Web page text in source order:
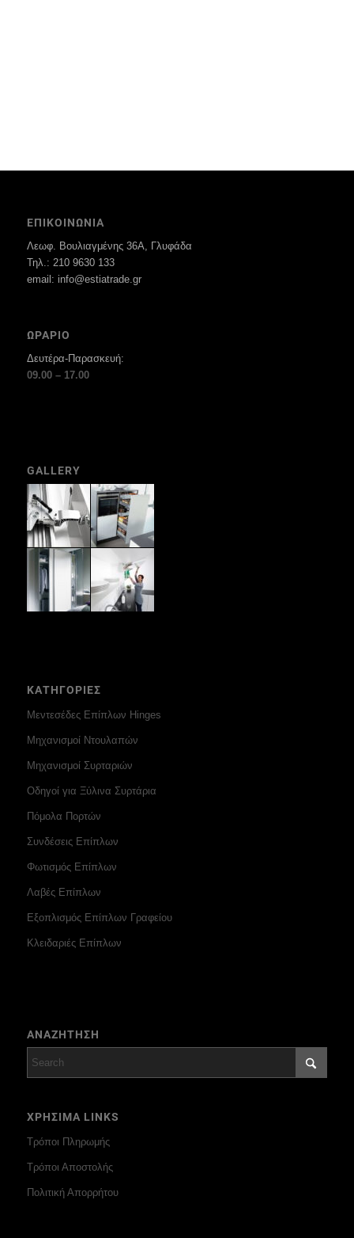
ΕΠΙΚΟΙΝΩΝΙΑ
Λεωφ. Βουλιαγμένης 36Α, Γλυφάδα
Τηλ.: 210 9630 133
email: info@estiatrade.gr
ΩΡΑΡΙΟ
Δευτέρα-Παρασκευή:
09.00 – 17.00
GALLERY
ΚΑΤΗΓΟΡΙΕΣ
Μεντεσέδες Επίπλων Hinges
Μηχανισμοί Ντουλαπών
Μηχανισμοί Συρταριών
Οδηγοί για Ξύλινα Συρτάρια
Πόμολα Πορτών
Συνδέσεις Επίπλων
Φωτισμός Επίπλων
Λαβές Επίπλων
Εξοπλισμός Επίπλων Γραφείου
Κλειδαριές Επίπλων
ΑΝΑΖΗΤΗΣΗ
ΧΡΗΣΙΜΑ LINKS
Τρόποι Πληρωμής
Τρόποι Αποστολής
Πολιτική Απορρήτου